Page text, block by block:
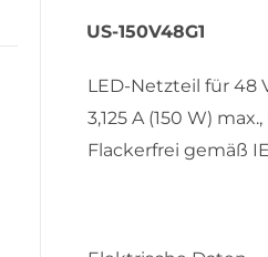
US-150V48G1
LED-Netzteil für 48
3,125 A (150 W)
Flackerfrei gemäß